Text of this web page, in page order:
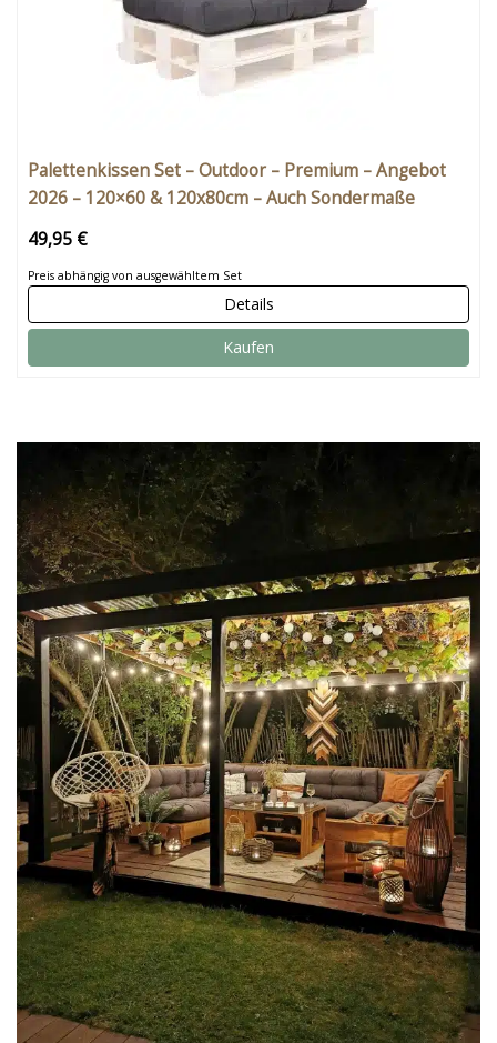
Palettenkissen Set – Outdoor – Premium – Angebot
2026 – 120×60 & 120x80cm – Auch Sondermaße
49,95 €
Preis abhängig von ausgewähltem Set
Details
Kaufen